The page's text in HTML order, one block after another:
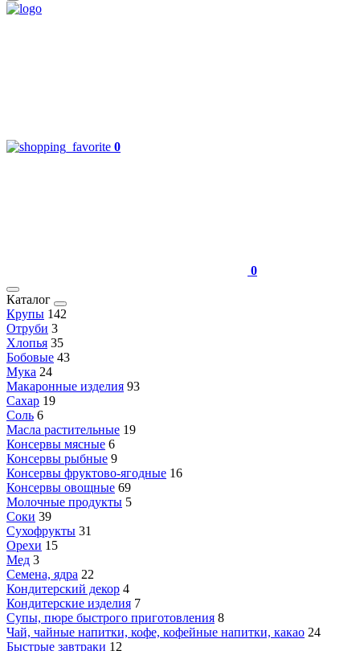
0
0
Каталог
Крупы 142
Отруби 3
Хлопья 35
Бобовые 43
Мука 24
Макаронные изделия 93
Сахар 19
Соль 6
Масла растительные 19
Консервы мясные 6
Консервы рыбные 9
Консервы фруктово-ягодные 16
Консервы овощные 69
Молочные продукты 5
Соки 39
Сухофрукты 31
Орехи 15
Мед 3
Семена, ядра 22
Кондитерский декор 4
Кондитерские изделия 7
Супы, пюре быстрого приготовления 8
Чай, чайные напитки, кофе, кофейные напитки, какао 24
Быстрые завтраки 12